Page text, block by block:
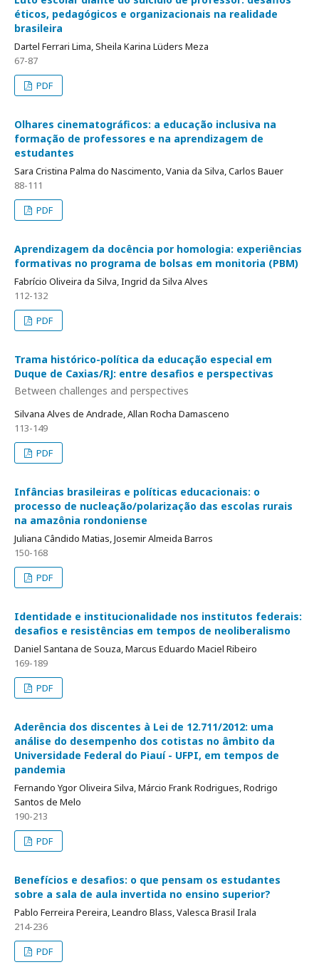
éticos, pedagógicos e organizacionais na realidade
brasileira
Dartel Ferrari Lima, Sheila Karina Lüders Meza
67-87
PDF
Olhares cinematográficos: a educação inclusiva na
formação de professores e na aprendizagem de
estudantes
Sara Cristina Palma do Nascimento, Vania da Silva, Carlos Bauer
88-111
PDF
Aprendizagem da docência por homologia: experiências
formativas no programa de bolsas em monitoria (PBM)
Fabrício Oliveira da Silva, Ingrid da Silva Alves
112-132
PDF
Trama histórico-política da educação especial em
Duque de Caxias/RJ: entre desafios e perspectivas
Between challenges and perspectives
Silvana Alves de Andrade, Allan Rocha Damasceno
113-149
PDF
Infâncias brasileiras e políticas educacionais: o
processo de nucleação/polarização das escolas rurais
na amazônia rondoniense
Juliana Cândido Matias, Josemir Almeida Barros
150-168
PDF
Identidade e institucionalidade nos institutos federais:
desafios e resistências em tempos de neoliberalismo
Daniel Santana de Souza, Marcus Eduardo Maciel Ribeiro
169-189
PDF
Aderência dos discentes à Lei de 12.711/2012: uma
análise do desempenho dos cotistas no âmbito da
Universidade Federal do Piauí - UFPI, em tempos de
pandemia
Fernando Ygor Oliveira Silva, Márcio Frank Rodrigues, Rodrigo
Santos de Melo
190-213
PDF
Benefícios e desafios: o que pensam os estudantes
sobre a sala de aula invertida no ensino superior?
Pablo Ferreira Pereira, Leandro Blass, Valesca Brasil Irala
214-236
PDF